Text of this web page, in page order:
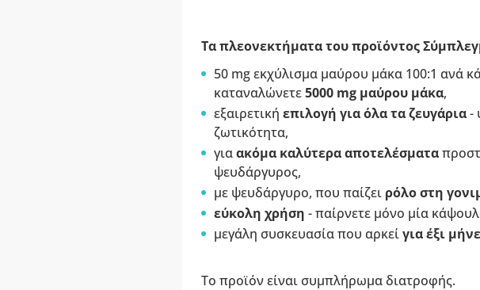
Τα πλεονεκτήματα του προϊόντος
50 mg εκχύλισμα μαύρου μάκα 100:1 ανά
καταναλώνετε5000 mg μαύρου μάκα,
εξαιρετική επιλογή για όλα τα ζευγάρια-
ζωτικότητα,
γιαακόμα καλύτερα αποτελέσματα
ψευδάργυρος,
με ψευδάργυρο, που παίζει ρόλο στη
εύκολη χρήση - παίρνετε μόνο μία
μεγάλη συσκευασία που αρκείγια έξι
Το προϊόν είναι συμπλήρωμα διατροφής.